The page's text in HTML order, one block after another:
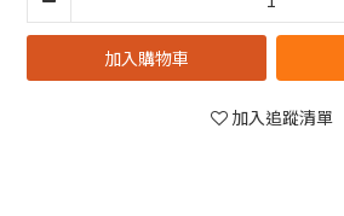
加入購物車
加入追蹤清單